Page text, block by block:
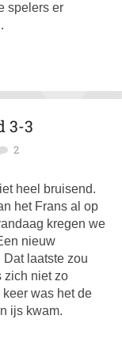
spelers er
3-3
2
heel bruisend.
het Frans al op
kregen we
nieuw
laatste zou
zich niet zo
was het de
ijs kwam.